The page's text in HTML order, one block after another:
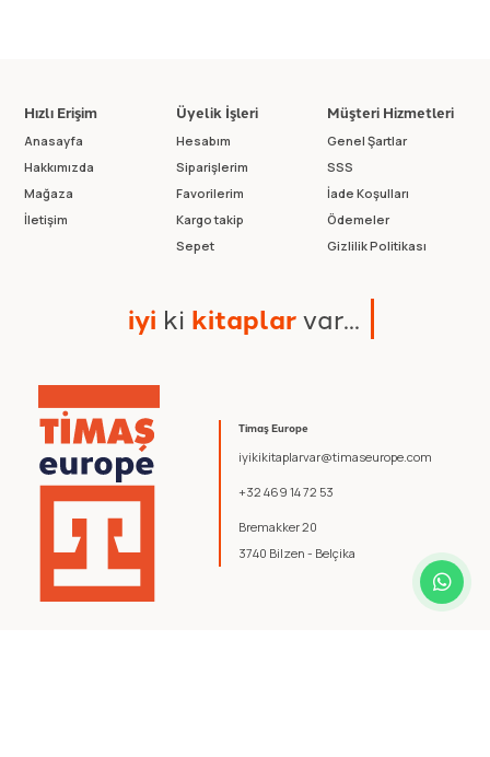
Timaş Europe
iyikikitaplarvar@timaseurope.com
+32 469 14 72 53
Bremakker 20
3740 Bilzen - Belçika
Hızlı Erişim
Anasayfa
Hakkımızda
Mağaza
İletişim
Üyelik İşleri
Hesabım
Siparişlerim
Favorilerim
Kargo takip
Sepet
Müşteri Hizmetleri
Genel Şartlar
SSS
İade Koşulları
Ödemeler
Gizlilik Politikası
iyi ki kitaplarvar...